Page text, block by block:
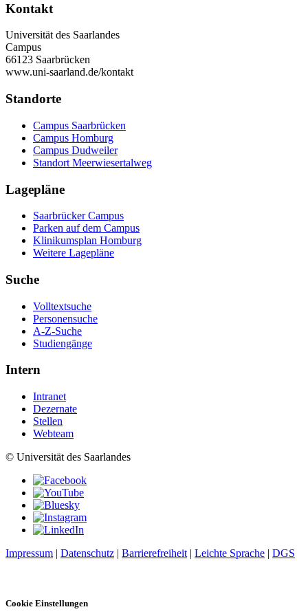
Kontakt
Universität des Saarlandes
Campus
66123 Saarbrücken
www.uni-saarland.de/kontakt
Standorte
Campus Saarbrücken
Campus Homburg
Campus Dudweiler
Standort Meerwiesertalweg
Lagepläne
Saarbrücker Campus
Parken auf dem Campus
Klinikumsplan Homburg
Weitere Lagepläne
Suche
Volltextsuche
Personensuche
A-Z-Suche
Studiengänge
Intern
Intranet
Dezernate
Stellen
Webteam
© Universität des Saarlandes
Impressum | Datenschutz | Barrierefreiheit | Leichte Sprache | DGS
Cookie Einstellungen